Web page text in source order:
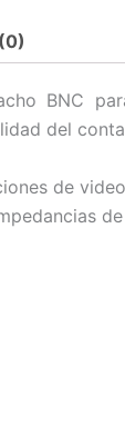
BNC
del
de